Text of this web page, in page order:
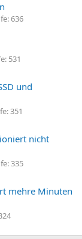
636
531
und
351
nicht
335
mehre Minuten